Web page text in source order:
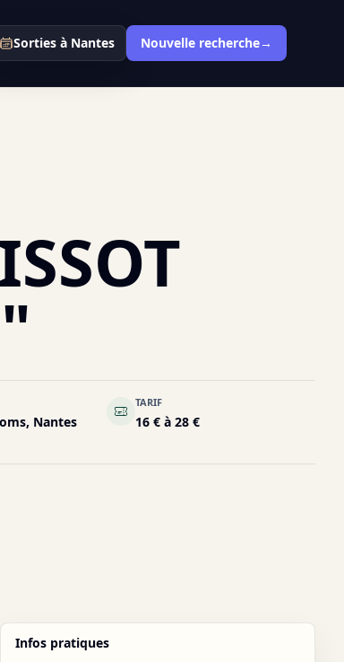
Sorties à Nantes Nouvelle recherche→
Nantes
TARIF
16 € à 28 €
Infos pratiques